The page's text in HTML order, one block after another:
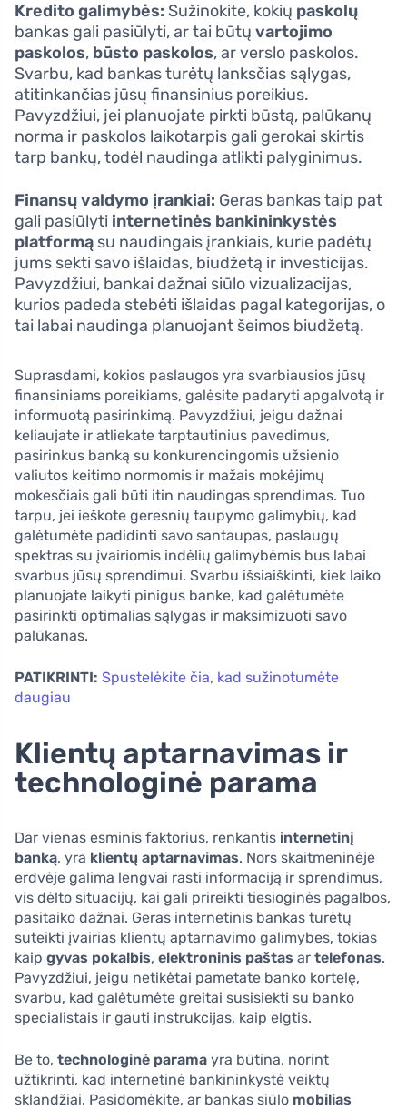
Kredito galimybės: Sužinokite, kokių paskolų
bankas gali pasiūlyti, ar tai būtų vartojimo
paskolos, būsto paskolos, ar verslo paskolos.
Svarbu, kad bankas turėtų lanksčias sąlygas,
atitinkančias jūsų finansinius poreikius.
Pavyzdžiui, jei planuojate pirkti būstą, palūkanų
norma ir paskolos laikotarpis gali gerokai skirtis
tarp bankų, todėl naudinga atlikti palyginimus.
Finansų valdymo įrankiai: Geras bankas taip pat
gali pasiūlyti internetinės bankininkystės
platformą su naudingais įrankiais, kurie padėtų
jums sekti savo išlaidas, biudžetą ir investicijas.
Pavyzdžiui, bankai dažnai siūlo vizualizacijas,
kurios padeda stebėti išlaidas pagal kategorijas, o
tai labai naudinga planuojant šeimos biudžetą.
Suprasdami, kokios paslaugos yra svarbiausios jūsų
finansiniams poreikiams, galėsite padaryti apgalvotą ir
informuotą pasirinkimą. Pavyzdžiui, jeigu dažnai
keliaujate ir atliekate tarptautinius pavedimus,
pasirinkus banką su konkurencingomis užsienio
valiutos keitimo normomis ir mažais mokėjimų
mokesčiais gali būti itin naudingas sprendimas. Tuo
tarpu, jei ieškote geresnių taupymo galimybių, kad
galėtumėte padidinti savo santaupas, paslaugų
spektras su įvairiomis indėlių galimybėmis bus labai
svarbus jūsų sprendimui. Svarbu išsiaiškinti, kiek laiko
planuojate laikyti pinigus banke, kad galėtumėte
pasirinkti optimalias sąlygas ir maksimizuoti savo
palūkanas.
PATIKRINTI: Spustelėkite čia, kad sužinotumėte
daugiau
Klientų aptarnavimas ir
technologinė parama
Dar vienas esminis faktorius, renkantis internetinį
banką, yra klientų aptarnavimas. Nors skaitmeninėje
erdvėje galima lengvai rasti informaciją ir sprendimus,
vis dėlto situacijų, kai gali prireikti tiesioginės pagalbos,
pasitaiko dažnai. Geras internetinis bankas turėtų
suteikti įvairias klientų aptarnavimo galimybes, tokias
kaip gyvas pokalbis, elektroninis paštas ar telefonas.
Pavyzdžiui, jeigu netikėtai pametate banko kortelę,
svarbu, kad galėtumėte greitai susisiekti su banko
specialistais ir gauti instrukcijas, kaip elgtis.
Be to, technologinė parama yra būtina, norint
užtikrinti, kad internetinė bankininkystė veiktų
sklandžiai. Pasidomėkite, ar bankas siūlo mobilias